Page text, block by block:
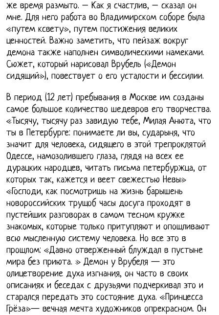
же время размыто. – Как я счастлив, – сказал он
мне. Для него работа во Владимирском соборе была
«путем ксвету», путем постижения великих
ценностей. Важно заметить, что пейзаж вокруг
демона также наполнен символическими намеками.
Сюжет, который нарисовал Врубель («Демон
сидящий»), повествует о его усталости и бессилии.
В период (12 лет) пребывания в Москве им созданы
самое большое количество шедевров его творчества.
«Тысячу, тысячу раз завидую тебе, Милая Анюта, что
ты в Петербурге: понимаете ли вы, сударыня, что
значит для человека, сидящего в этой трепроклятой
Одессе, намозолившего глаза, глядя на всех ее
дурацких народцев, читать письма петербуржца, от
которых так, кажется и веет свежестью Невы»
«Господи, как посмотришь на жизнь барышень
новороссийских трущоб часы досуга проходят в
пустейших разговорах в самом тесном кружке
знакомых, которые только притупляют и опошливают
всю мысленную систему человека. Но все это в
прошлом: «Давно отверженный блуждал в пустыне
мира без приюта. » Демон у Врубеля — это
олицетворение духа изгнания, он часто в своих
описаниях и беседах с друзьями подчеркивал это и
старался передать это состояние духа. «Принцесса
Грёза»— вечная мечта художников опрекрасном. Он